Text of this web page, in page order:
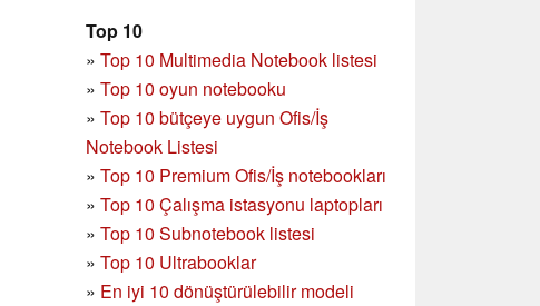
Top 10
» Top 10 Multimedia Notebook listesi
» Top 10 oyun notebooku
» Top 10 bütçeye uygun Ofis/İş
Notebook Listesi
» Top 10 Premium Ofis/İş notebookları
» Top 10 Çalışma istasyonu laptopları
» Top 10 Subnotebook listesi
» Top 10 Ultrabooklar
» En iyi 10 dönüştürülebilir modeli